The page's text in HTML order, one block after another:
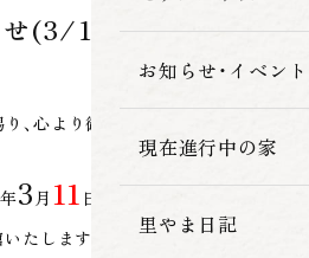
素材へのこだわ
暮らしの性能
お知らせ・イベント
現在進行中の家
里やま日記
せ(3/11)
、心より御礼申し上げます。
3 月 11 日(
たします。